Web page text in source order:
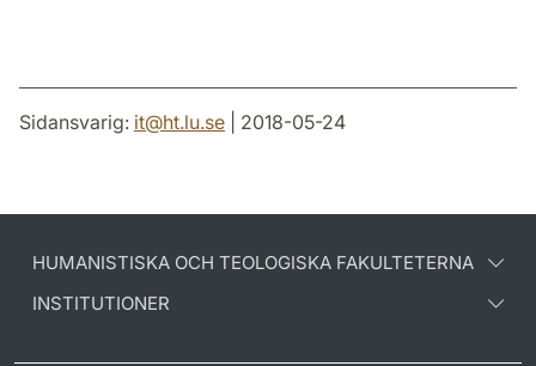
Sidansvarig: it@ht.lu.se | 2018-05-24
HUMANISTISKA OCH TEOLOGISKA FAKULTETERNA
INSTITUTIONER